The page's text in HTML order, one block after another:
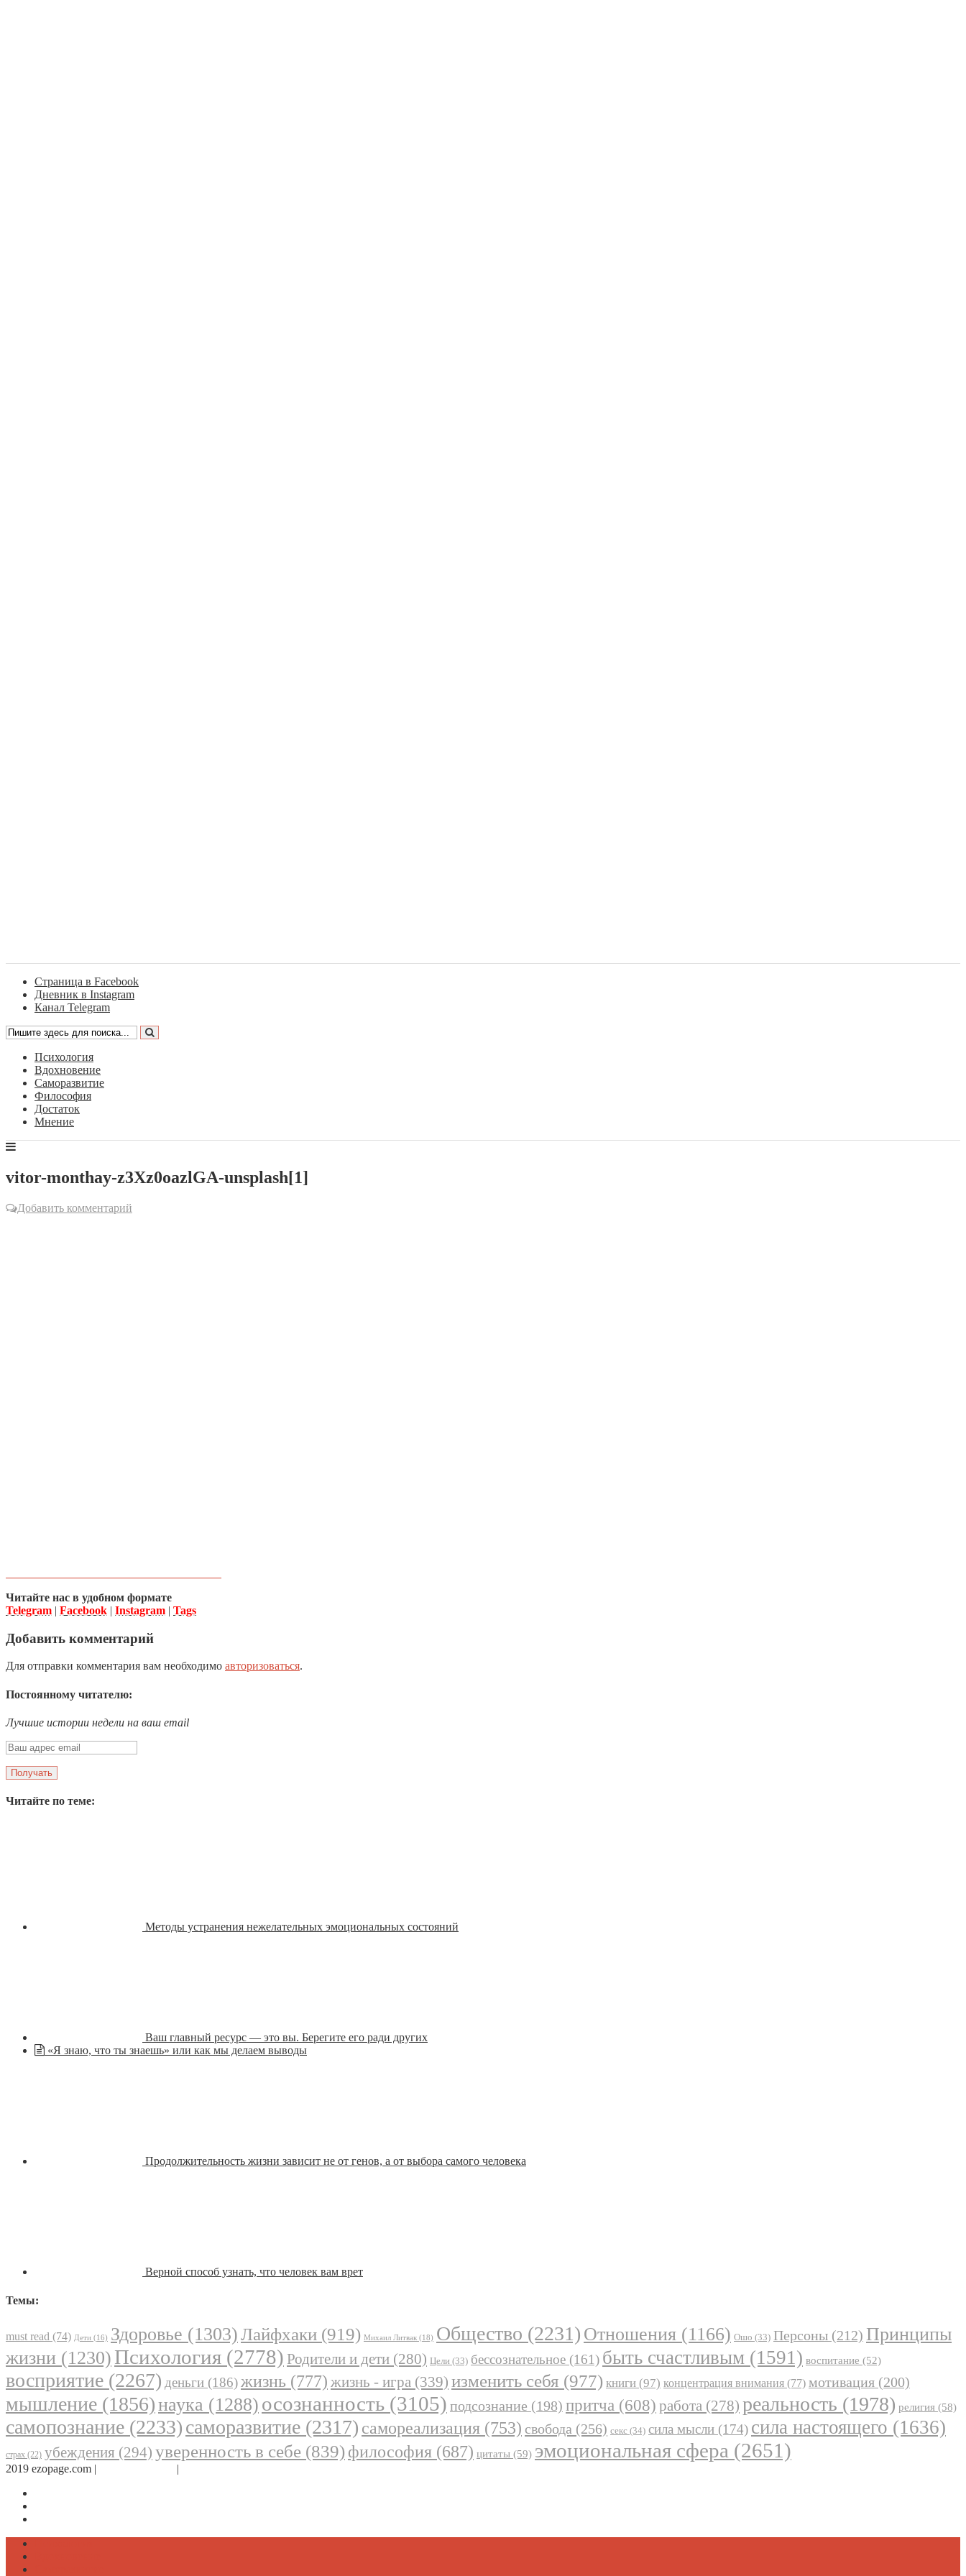
Страница в Facebook
Дневник в Instagram
Канал Telegram
Психология
Вдохновение
Саморазвитие
Философия
Достаток
Мнение
vitor-monthay-z3Xz0oazlGA-unsplash[1]
Добавить комментарий
Читайте нас в удобном формате
Telegram | Facebook | Instagram | Tags
Добавить комментарий
Для отправки комментария вам необходимо авторизоваться.
Постоянному читателю:
Лучшие истории недели на ваш email
Читайте по теме:
Методы устранения нежелательных эмоциональных состояний
Ваш главный ресурс — это вы. Берегите его ради других
«Я знаю, что ты знаешь» или как мы делаем выводы
Продолжительность жизни зависит не от генов, а от выбора самого человека
Верной способ узнать, что человек вам врет
Темы:
must read (74) Дети (16) Здоровье (1303)Лайфхаки (919) Михаил Литвак (18) Общество (2231) Отношения (1166) Ошо (33) Персоны (212) Принципы
жизни (1230) Психология (2778) Родители и дети (280) Цели (33) бессознательное (161) быть счастливым (1591) воспитание (52)
восприятие (2267) деньги (186)жизнь (777) жизнь - игра (339) изменить себя (977) книги (97) концентрация внимания (77) мотивация (200)
мышление (1856)наука (1288) осознанность (3105) подсознание (198) притча (608) работа (278) реальность (1978) религия (58)
самопознание (2233)саморазвитие (2317) самореализация (753) свобода (256) секс (34) сила мысли (174) сила настоящего (1636)
страх (22) убеждения (294) уверенность в себе (839) философия (687) цитаты (59) эмоциональная сфера (2651)
2019 ezopage.com | |